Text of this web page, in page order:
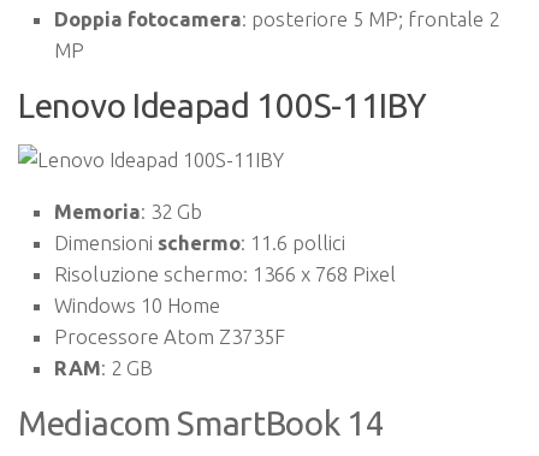
Doppia fotocamera: posteriore 5 MP; frontale 2
MP
Lenovo Ideapad 100S-11IBY
Memoria: 32 Gb
Dimensioni schermo: 11.6 pollici
Risoluzione schermo: 1366 x 768 Pixel
Windows 10 Home
Processore Atom Z3735F
RAM: 2 GB
Mediacom SmartBook 14